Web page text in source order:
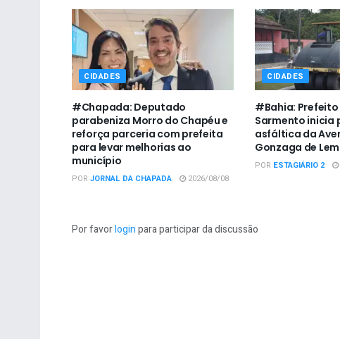
CIDADES
#Chapada: Deputado
parabeniza Morro do Chapéu e
reforça parceria com prefeita
para levar melhorias ao
município
POR JORNAL DA CHAPADA 2026/08/08
CIDADES
#Bahia: Prefeito
Sarmento inicia
asfáltica da
Gonzaga de
POR ESTAGIÁRIO 2
Por favorloginpara participar da discussão